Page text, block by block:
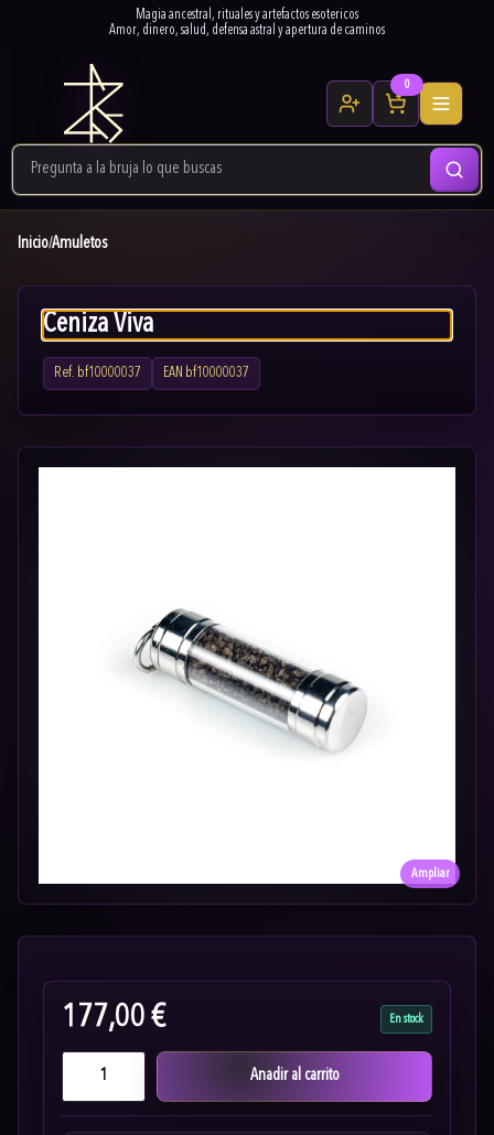
Magia ancestral, rituales y artefactos esotericos
Amor, dinero, salud, defensa astral y apertura de caminos
0
Inicio/Amuletos
Ceniza Viva
Ref. bf10000037 EAN bf10000037
Ampliar
177,00 € En stock
Anadir al carrito